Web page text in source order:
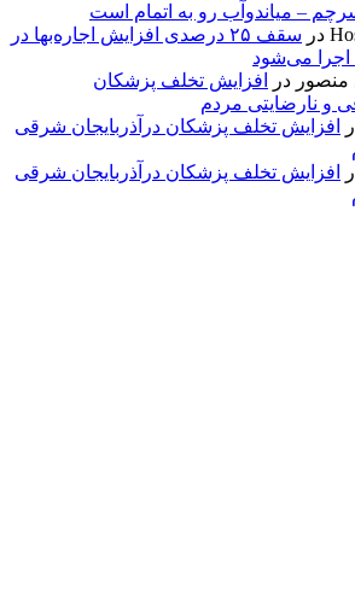
– میاندوآب رو به اتمام است
در
سقف ۲۵ درصدی افزایش اجاره‌بها در
اجرا می‌شود
منصور در
افزایش تخلف پزشکان
و نارضایتی مردم
افزایش تخلف پزشکان درآذربایجان شرقی
افزایش تخلف پزشکان درآذربایجان شرقی